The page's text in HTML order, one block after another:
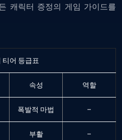
캐릭터 증정의 게임 가이드를
티어 등급표
속성 역할
폭발적 마법 –
부활 –